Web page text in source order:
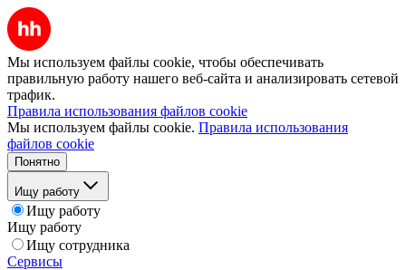
Мы используем файлы cookie, чтобы обеспечивать
правильную работу нашего веб-сайта и анализировать сетевой
трафик.
Правила использования файлов cookie
Мы используем файлы cookie. Правила использования
файлов cookie
Понятно
Ищу работу
Ищу работу
Ищу работу
Ищу сотрудника
Сервисы